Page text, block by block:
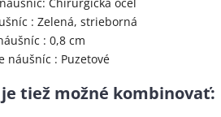
: Zelená, strieborná
: 0,8 cm
náušníc : Puzetové
tiež možné kombinovať: